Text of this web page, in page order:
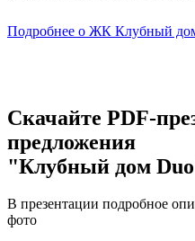
Подробнее о ЖК Клубный
Скачайте PDF-
предложения
"Клубный дом
В презентации подробное
фото